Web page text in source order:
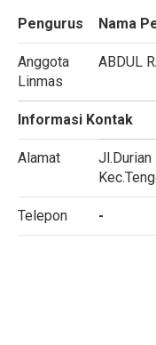
Pengurus Nama
Anggota
Linmas
ABDUL
Informasi Kontak
Alamat
Jl.Durian
Telepon -